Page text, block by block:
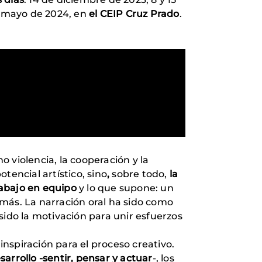
mayo de 2024, enel CEIP Cruz Prado.
violencia, la cooperación y la
artístico, sino,sobre todo, la
en equipoy lo que supone: un
La narración oral ha sido como
la motivación para unir esfuerzos
para el proceso creativo.
-sentir, pensar y actuar-, los